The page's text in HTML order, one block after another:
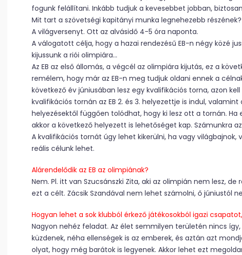
fogunk felállítani. Inkább tudjuk a kevesebbet jobban,
Mit tart a szövetségi kapitányi munka legnehezebb részének?
A világversenyt. Ott az alvásidő 4-5 óra naponta.
A válogatott célja, hogy a hazai rendezésű EB-n négy közé
kijussunk a riói olimpiára…
Az EB az első állomás, a végcél az olimpiára kijutás, ez a
remélem, hogy már az EB-n meg tudjuk oldani ennek a
következő év júniusában lesz egy kvalifikációs torna, azon
kvalifikációs tornán az EB 2. és 3. helyezettje is indul,
helyezésektől függően tolódhat, hogy ki lesz ott a tornán. Ha
akkor a következő helyezett is lehetőséget kap. Számunkra
A kvalifikációs tornát úgy lehet kikerülni, ha vagy
reális célunk lehet.
Alárendelődik az EB az olimpiának?
Nem. Pl. itt van Szucsánszki Zita, aki az olimpián nem lesz,
ezt a célt. Zácsik Szandával nem lehet számolni, ő júniustól
Hogyan lehet a sok klubból érkező játékosokból igazi
Nagyon nehéz feladat. Az élet semmilyen területén nincs
küzdenek, néha ellenségek is az emberek, és aztán azt
olyat, hogy még barátok is legyenek. Akkor lehet ezt